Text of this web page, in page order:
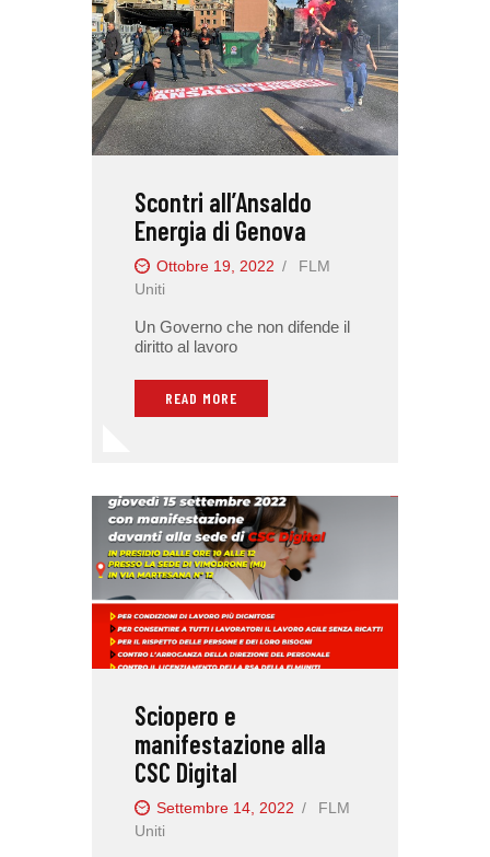
Scontri all’Ansaldo
Energia di Genova
Ottobre 19, 2022
FLM
Uniti
Un Governo che non difende il
diritto al lavoro
READ MORE
Sciopero e
manifestazione alla
CSC Digital
Settembre 14, 2022
FLM
Uniti